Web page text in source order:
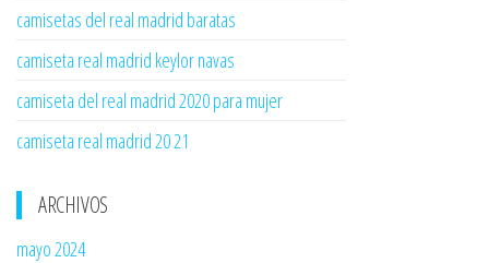
camisetas del real madrid baratas
camiseta real madrid keylor navas
camiseta del real madrid 2020 para mujer
camiseta real madrid 20 21
ARCHIVOS
mayo 2024